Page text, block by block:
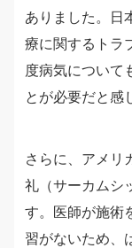
ありました。日
療に関するトラ
度病気について
とが必要だと感
さらに、アメリ
礼（サーカムシ
す。医師が施術
習がないため、